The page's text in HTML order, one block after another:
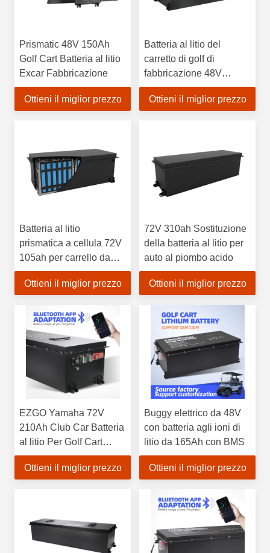
Prismatic 48V 150Ah
Golf Cart Batteria al litio
Excar Fabbricazione
Ottieni il miglior prezzo
Batteria al litio del
carretto di golf di
fabbricazione 48V
150ah di Excar per i
veicoli utilitari di LSVs
Ottieni il miglior prezzo
Batteria al litio
prismatica a cellula 72V
105ah per carrello da
golf/auto di pattuglia
Ottieni il miglior prezzo
72V 310ah Sostituzione
della batteria al litio per
auto al piombo acido
Ottieni il miglior prezzo
EZGO Yamaha 72V
210Ah Club Car Batteria
al litio Per Golf Cart
Buggies Utility Carts
Ottieni il miglior prezzo
Buggy elettrico da 48V
con batteria agli ioni di
litio da 165Ah con BMS
Ottieni il miglior prezzo